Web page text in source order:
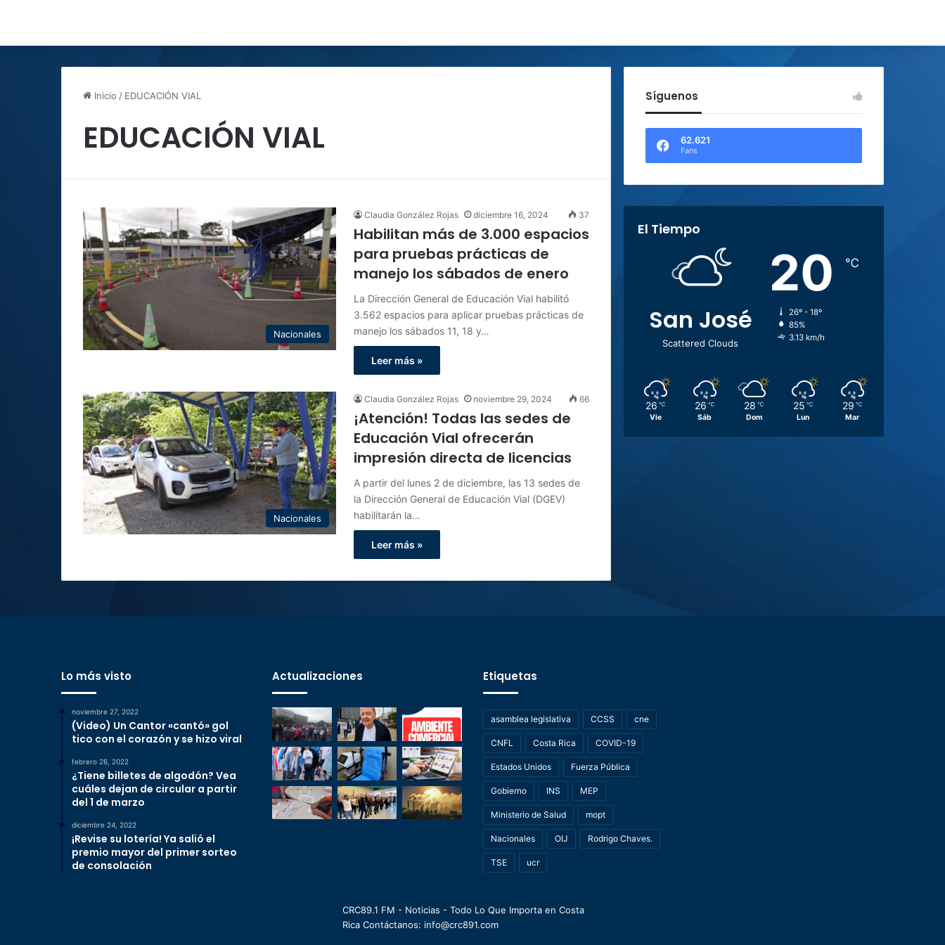
Inicio / EDUCACIÓN VIAL
EDUCACIÓN VIAL
Nacionales
Claudia González Rojas diciembre 16, 2024 37
Habilitan más de 3.000 espacios
para pruebas prácticas de
manejo los sábados de enero
La Dirección General de Educación Vial habilitó
3.562 espacios para aplicar pruebas prácticas de
manejo los sábados 11, 18 y…
Leer más »
Nacionales
Claudia González Rojas noviembre 29, 2024 66
¡Atención! Todas las sedes de
Educación Vial ofrecerán
impresión directa de licencias
A partir del lunes 2 de diciembre, las 13 sedes de
la Dirección General de Educación Vial (DGEV)
habilitarán la…
Leer más »
Síguenos
62.621
Fans
El Tiempo
San José
Scattered Clouds
20 ℃
26º - 18º
85%
3.13 km/h
26 ℃
Vie
26 ℃
Sáb
28 ℃
Dom
25 ℃
Lun
29 ℃
Mar
Lo más visto
noviembre 27, 2022
(Video) Un Cantor «cantó» gol
tico con el corazón y se hizo viral
febrero 26, 2022
¿Tiene billetes de algodón? Vea
cuáles dejan de circular a partir
del 1 de marzo
diciembre 24, 2022
¡Revise su lotería! Ya salió el
premio mayor del primer sorteo
de consolación
Actualizaciones Etiquetas
asamblea legislativa CCSS cne
CNFL Costa Rica COVID-19
Estados Unidos Fuerza Pública
Gobierno INS MEP
Ministerio de Salud mopt
Nacionales OIJ Rodrigo Chaves.
TSE ucr
CRC89.1 FM - Noticias - Todo Lo Que Importa en Costa
Rica Contáctanos: info@crc891.com